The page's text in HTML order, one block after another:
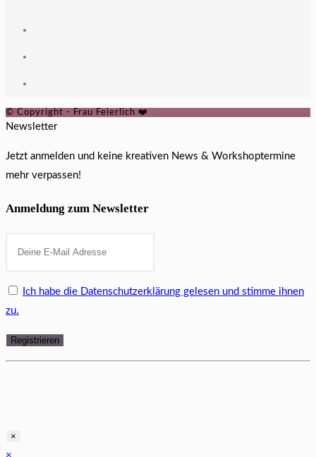
© Copyright - Frau Feierlich ❤️
Newsletter
Jetzt anmelden und keine kreativen News & Workshoptermine
mehr verpassen!
Anmeldung zum Newsletter
Ich habe die Datenschutzerklärung gelesen und stimme ihnen
zu.
×